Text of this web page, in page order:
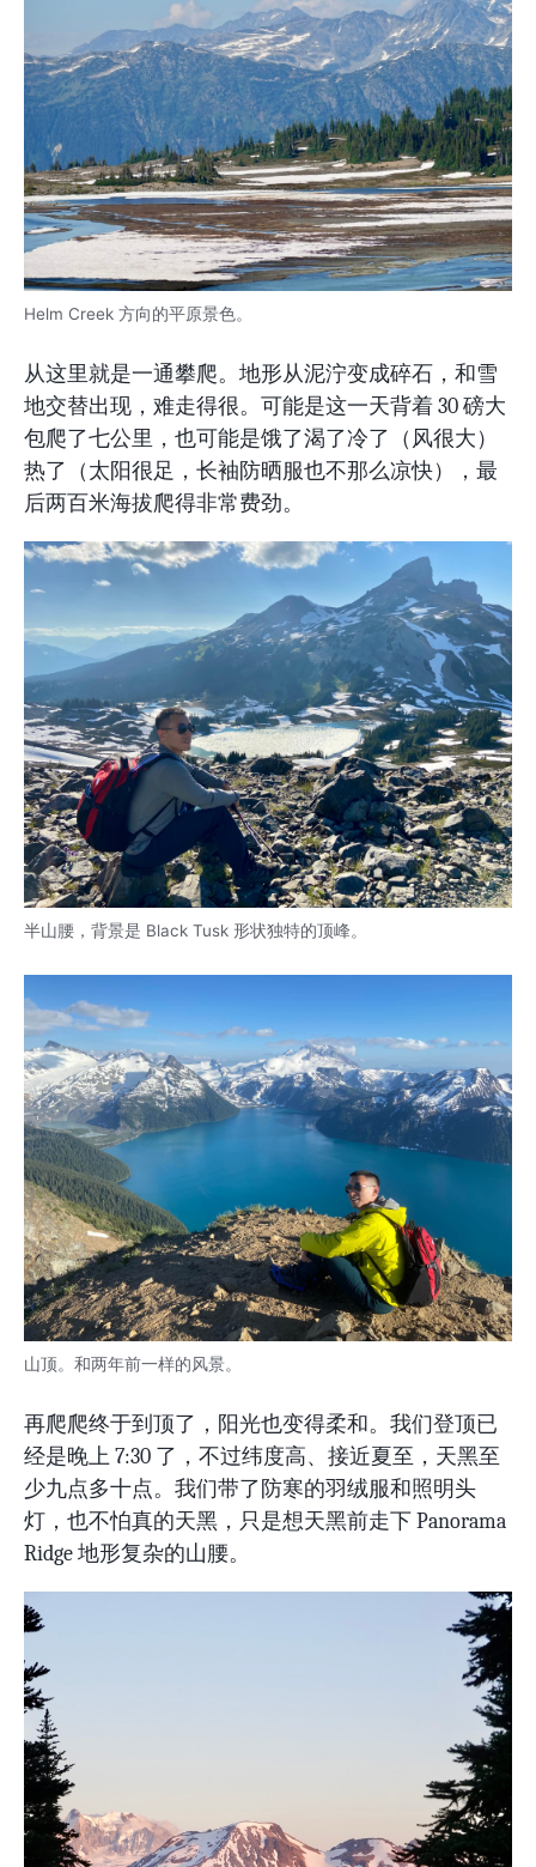
Helm Creek 方向的平原景色。
从这里就是一通攀爬。地形从泥泞变成碎石，和雪
地交替出现，难走得很。可能是这一天背着 30 磅大
包爬了七公里，也可能是饿了渴了冷了（风很大）
热了（太阳很足，长袖防晒服也不那么凉快），最
后两百米海拔爬得非常费劲。
半山腰，背景是 Black Tusk 形状独特的顶峰。
山顶。和两年前一样的风景。
再爬爬终于到顶了，阳光也变得柔和。我们登顶已
经是晚上 7:30 了，不过纬度高、接近夏至，天黑至
少九点多十点。我们带了防寒的羽绒服和照明头
灯，也不怕真的天黑，只是想天黑前走下 Panorama
Ridge 地形复杂的山腰。